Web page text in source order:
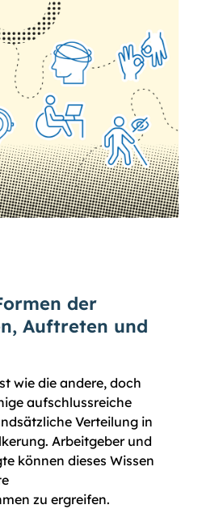
der
Auftreten und
wie die andere, doch
aufschlussreiche
Verteilung in
Arbeitgeber und
können dieses Wissen
zu ergreifen.